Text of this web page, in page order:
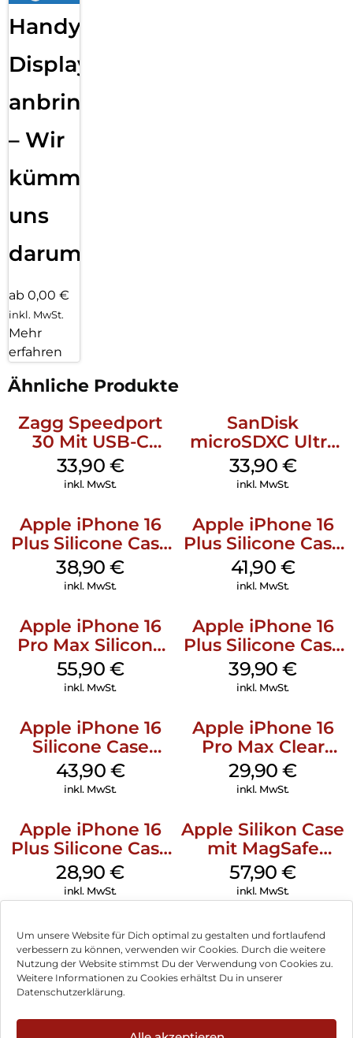
Um unsere Website für Dich optimal zu gestalten und fortlaufend
verbessern zu können, verwenden wir Cookies. Durch die weitere
Nutzung der Website stimmst Du der Verwendung von Cookies zu.
Weitere Informationen zu Cookies erhältst Du in unserer
Datenschutzerklärung.
Handy
Displayfolie
anbringen
– Wir
kümmern
uns
darum!
ab 0,00 €
inkl. MwSt.
Mehr
erfahren
Ähnliche Produkte
Zagg Speedport
30 Mit USB-C
Kabel Weiß
33,90 €
inkl. MwSt.
SanDisk
microSDXC Ultra
128 GB + Adapter
Mobile
33,90 €
inkl. MwSt.
Apple iPhone 16
Plus Silicone Case
MagSafe Denim
38,90€
inkl. MwSt.
Apple iPhone 16
Plus Silicone Case
MagSafe Stone
Gray
41,90 €
inkl. MwSt.
Apple iPhone 16
Pro Max Silicone
Case MagSafe
Stone Gray
55,90 €
inkl. MwSt.
Apple iPhone 16
Plus Silicone Case
MagSafe Plum
39,90€
inkl. MwSt.
Apple iPhone 16
Silicone Case
MagSafe Plum
43,90 €
inkl. MwSt.
Apple iPhone 16
Pro Max Clear
Case MagSafe
Transparent
29,90€
inkl. MwSt.
Apple iPhone 16
Plus Silicone Case
MagSafe Black
28,90€
inkl. MwSt.
Apple Silikon Case
mit MagSafe
iPhone 14 Pro
(PRODUCT)RED
57,90€
inkl. MwSt.
Impressum